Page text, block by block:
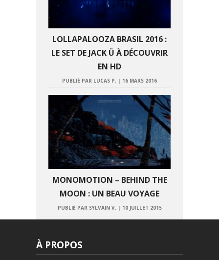
LOLLAPALOOZA BRASIL 2016 :
LE SET DE JACK Ü À DÉCOUVRIR
EN HD
PUBLIÉ PAR LUCAS P. | 16 MARS 2016
MONOMOTION – BEHIND THE
MOON : UN BEAU VOYAGE
PUBLIÉ PAR SYLVAIN V. | 10 JUILLET 2015
À PROPOS